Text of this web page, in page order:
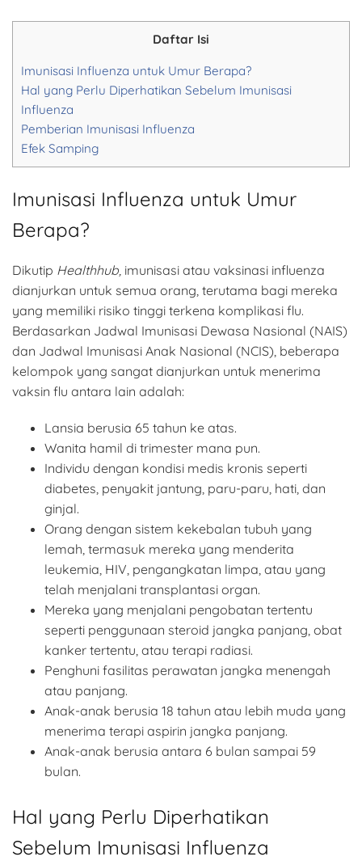
Daftar Isi
Imunisasi Influenza untuk Umur Berapa?
Hal yang Perlu Diperhatikan Sebelum Imunisasi
Influenza
Pemberian Imunisasi Influenza
Efek Samping
Imunisasi Influenza untuk Umur
Berapa?
Dikutip Healthhub, imunisasi atau vaksinasi influenza
dianjurkan untuk semua orang, terutama bagi mereka
yang memiliki risiko tinggi terkena komplikasi flu.
Berdasarkan Jadwal Imunisasi Dewasa Nasional (NAIS)
dan Jadwal Imunisasi Anak Nasional (NCIS), beberapa
kelompok yang sangat dianjurkan untuk menerima
vaksin flu antara lain adalah:
Lansia berusia 65 tahun ke atas.
Wanita hamil di trimester mana pun.
Individu dengan kondisi medis kronis seperti
diabetes, penyakit jantung, paru-paru, hati, dan
ginjal.
Orang dengan sistem kekebalan tubuh yang
lemah, termasuk mereka yang menderita
leukemia, HIV, pengangkatan limpa, atau yang
telah menjalani transplantasi organ.
Mereka yang menjalani pengobatan tertentu
seperti penggunaan steroid jangka panjang, obat
kanker tertentu, atau terapi radiasi.
Penghuni fasilitas perawatan jangka menengah
atau panjang.
Anak-anak berusia 18 tahun atau lebih muda yang
menerima terapi aspirin jangka panjang.
Anak-anak berusia antara 6 bulan sampai 59
bulan.
Hal yang Perlu Diperhatikan
Sebelum Imunisasi Influenza